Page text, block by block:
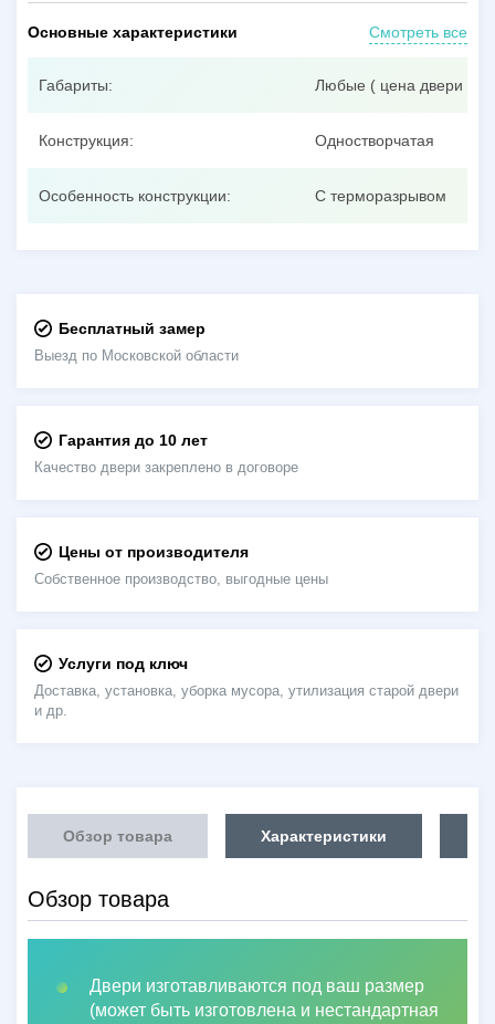
Основные характеристики Смотреть все
Габариты: Любые ( цена двери
Конструкция: Одностворчатая
Особенность конструкции: С терморазрывом
Бесплатный замер
Выезд по Московской области
Гарантия до 10 лет
Качество двери закреплено в договоре
Цены от производителя
Собственное производство, выгодные цены
Услуги под ключ
Доставка, установка, уборка мусора, утилизация старой двери
и др.
Обзор товара Характеристики
Обзор товара
Двери изготавливаются под ваш размер
(может быть изготовлена и нестандартная